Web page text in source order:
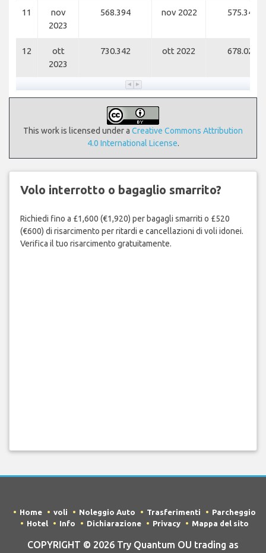
11
nov
2023
568.394 nov 2022 575.349
12
ott
2023
730.342 ott 2022 678.020
This work is licensed under a Creative Commons Attribution
4.0 International License.
Volo interrotto o bagaglio smarrito?
Richiedi fino a £1,600 (€1,920) per bagagli smarriti o £520
(€600) di risarcimento per ritardi e cancellazioni di voli idonei.
Verifica il tuo risarcimento gratuitamente.
Home voli Noleggio Auto Trasferimenti
Parcheggio
Hotel
Info Dichiarazione Privacy Mappa del sito
COPYRIGHT © 2026 Try Quantum OU trading as